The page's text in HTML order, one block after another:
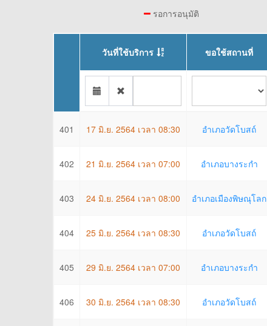
รอการอนุมัติ
วันที่ใช้บริการ ขอใช้สถานที่
401 17 มิ.ย. 2564 เวลา 08:30 อำเภอวัดโบสถ์
402 21 มิ.ย. 2564 เวลา 07:00 อำเภอบางระกำ
403 24 มิ.ย. 2564 เวลา 08:00 อำเภอเมืองพิษณุโลก
404 25 มิ.ย. 2564 เวลา 08:30 อำเภอวัดโบสถ์
405 29 มิ.ย. 2564 เวลา 07:00 อำเภอบางระกำ
406 30 มิ.ย. 2564 เวลา 08:30 อำเภอวัดโบสถ์